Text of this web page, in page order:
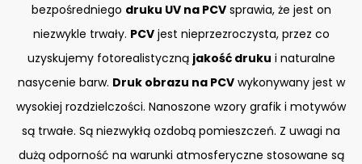
bezpośredniego druku UV na PCVsprawia, że jest on
niezwykle trwały. PCVjest nieprzezroczysta, przez co
uzyskujemy fotorealistyczną jakość druku i naturalne
nasycenie barw. Druk obrazu na PCVwykonywany jest w
wysokiej rozdzielczości. Nanoszone wzory grafik i motywów
są trwałe. Są niezwykłą ozdobą pomieszczeń. Z uwagi na
dużą odporność na warunki atmosferyczne stosowane są